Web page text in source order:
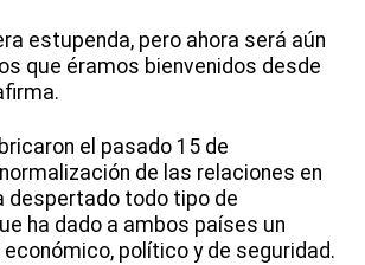
estupenda, pero ahora será aún
que éramos bienvenidos desde
el pasado 15 de
de las relaciones en
despertado todo tipo de
ha dado a ambos países un
político y de seguridad.